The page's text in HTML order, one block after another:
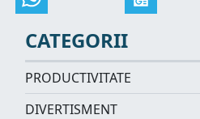
CATEGORII
PRODUCTIVITATE
DIVERTISMENT